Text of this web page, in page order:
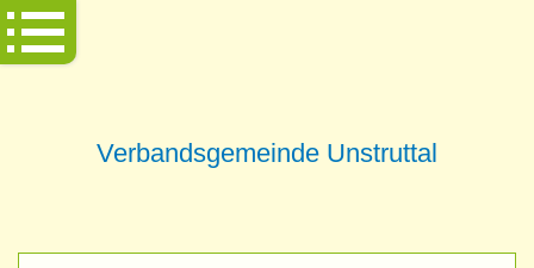
Verbandsgemeinde Unstruttal